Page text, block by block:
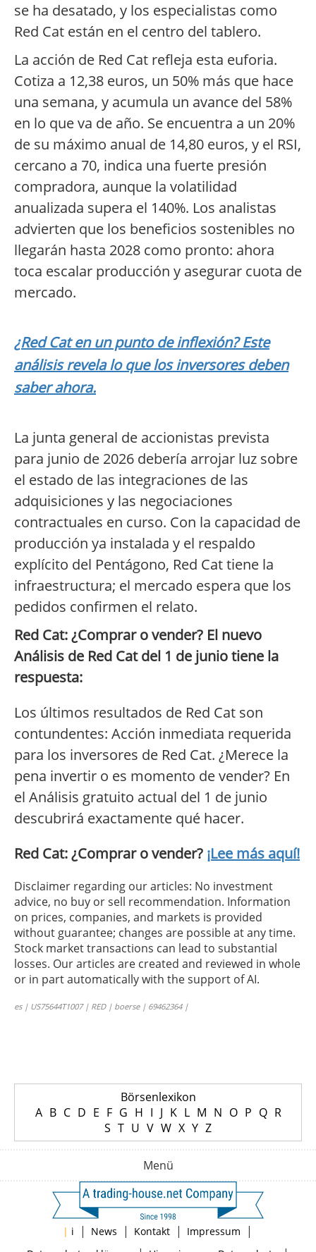
se ha desatado, y los especialistas como
Red Cat están en el centro del tablero.
La acción de Red Cat refleja esta euforia.
Cotiza a 12,38 euros, un 50% más que hace
una semana, y acumula un avance del 58%
en lo que va de año. Se encuentra a un 20%
de su máximo anual de 14,80 euros, y el RSI,
cercano a 70, indica una fuerte presión
compradora, aunque la volatilidad
anualizada supera el 140%. Los analistas
advierten que los beneficios sostenibles no
llegarán hasta 2028 como pronto: ahora
toca escalar producción y asegurar cuota de
mercado.
¿Red Cat en un punto de inflexión? Este
análisis revela lo que los inversores deben
saber ahora.
La junta general de accionistas prevista
para junio de 2026 debería arrojar luz sobre
el estado de las integraciones de las
adquisiciones y las negociaciones
contractuales en curso. Con la capacidad de
producción ya instalada y el respaldo
explícito del Pentágono, Red Cat tiene la
infraestructura; el mercado espera que los
pedidos confirmen el relato.
Red Cat: ¿Comprar o vender? El nuevo
Análisis de Red Cat del 1 de junio tiene la
respuesta:
Los últimos resultados de Red Cat son
contundentes: Acción inmediata requerida
para los inversores de Red Cat. ¿Merece la
pena invertir o es momento de vender? En
el Análisis gratuito actual del 1 de junio
descubrirá exactamente qué hacer.
Red Cat: ¿Comprar o vender? ¡Lee más aquí!
Disclaimer regarding our articles: No investment
advice, no buy or sell recommendation. Information
on prices, companies, and markets is provided
without guarantee; changes are possible at any time.
Stock market transactions can lead to substantial
losses. Our articles are created and reviewed in whole
or in part automatically with the support of AI.
es | US75644T1007 | RED | boerse | 69462364 |
Börsenlexikon
A B C D E F G H I J K L M N O P Q R
S T U V W X Y Z
Menü
| i | News | Kontakt | Impressum |